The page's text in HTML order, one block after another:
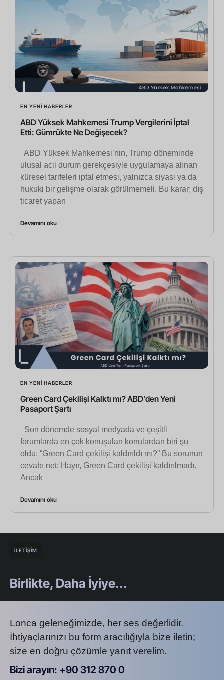
EN YENI HABERLER
ABD Yüksek Mahkemesi Trump Vergilerini İptal
Etti: Gümrükte Ne Değişecek?
ABD Yüksek Mahkemesi’nin, Trump döneminde
ulusal acil durum gerekçesiyle uygulamaya alınan
küresel tarifeleri iptal etmesi, yalnızca siyasi ya da
hukuki bir gelişme olarak görülmemeli. Bu karar; dış
ticaret yapan
Devamını oku
EN YENI HABERLER
Green Card Çekilişi Kalktı mı? ABD’den Yeni
Pasaport Şartı
Son dönemde sosyal medyada ve çeşitli
forumlarda en çok konuşulan konulardan biri şu
oldu: “Green Card çekilişi kaldırıldı mı?” Bu sorunun
cevabı net: Hayır, Green Card çekilişi kaldırılmadı.
Ancak
Devamını oku
İLETİŞİM
Birlikte, Daha İyiye...
Lonca geleneğimizde, her ses değerlidir.
İhtiyaçlarınızı bu form aracılığıyla bize iletin;
size en doğru çözümle yanıt verelim.
Bizi arayın: +90 312 870 0